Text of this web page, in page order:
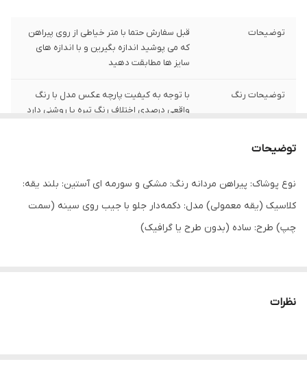
توضیحات
قبل سفارش حتما با متر خیاطی از روی پیراهن
که می پوشید اندازه بگیرین و با اندازه های
سایز ها مطابقت دهید
توضیحات رنگ
با توجه به کیفیت پارچه عکس مدل با رنگ
واقعی درصدی اختلاف رنگ تیره یا روشنی دارد
شیوه اندازه گیری
آستین60 سانت ، طول لباس 77سانت
سایز 4XL
آستین 60 سانت ، طول لباس 77سانت
توضیحات
نوع پوشاک: پیراهن مردانه رنگ: مشکی و سورمه ای آستین: بلند یقه:
کلاسیک (یقه معمولی) مدل: دکمه‌دار جلو با جیب روی سینه (سمت
چپ) طرح: ساده (بدون طرح یا گرافیک)
نظرات